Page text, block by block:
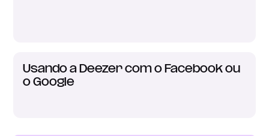
Usando a Deezer com o Facebook ou
o Google